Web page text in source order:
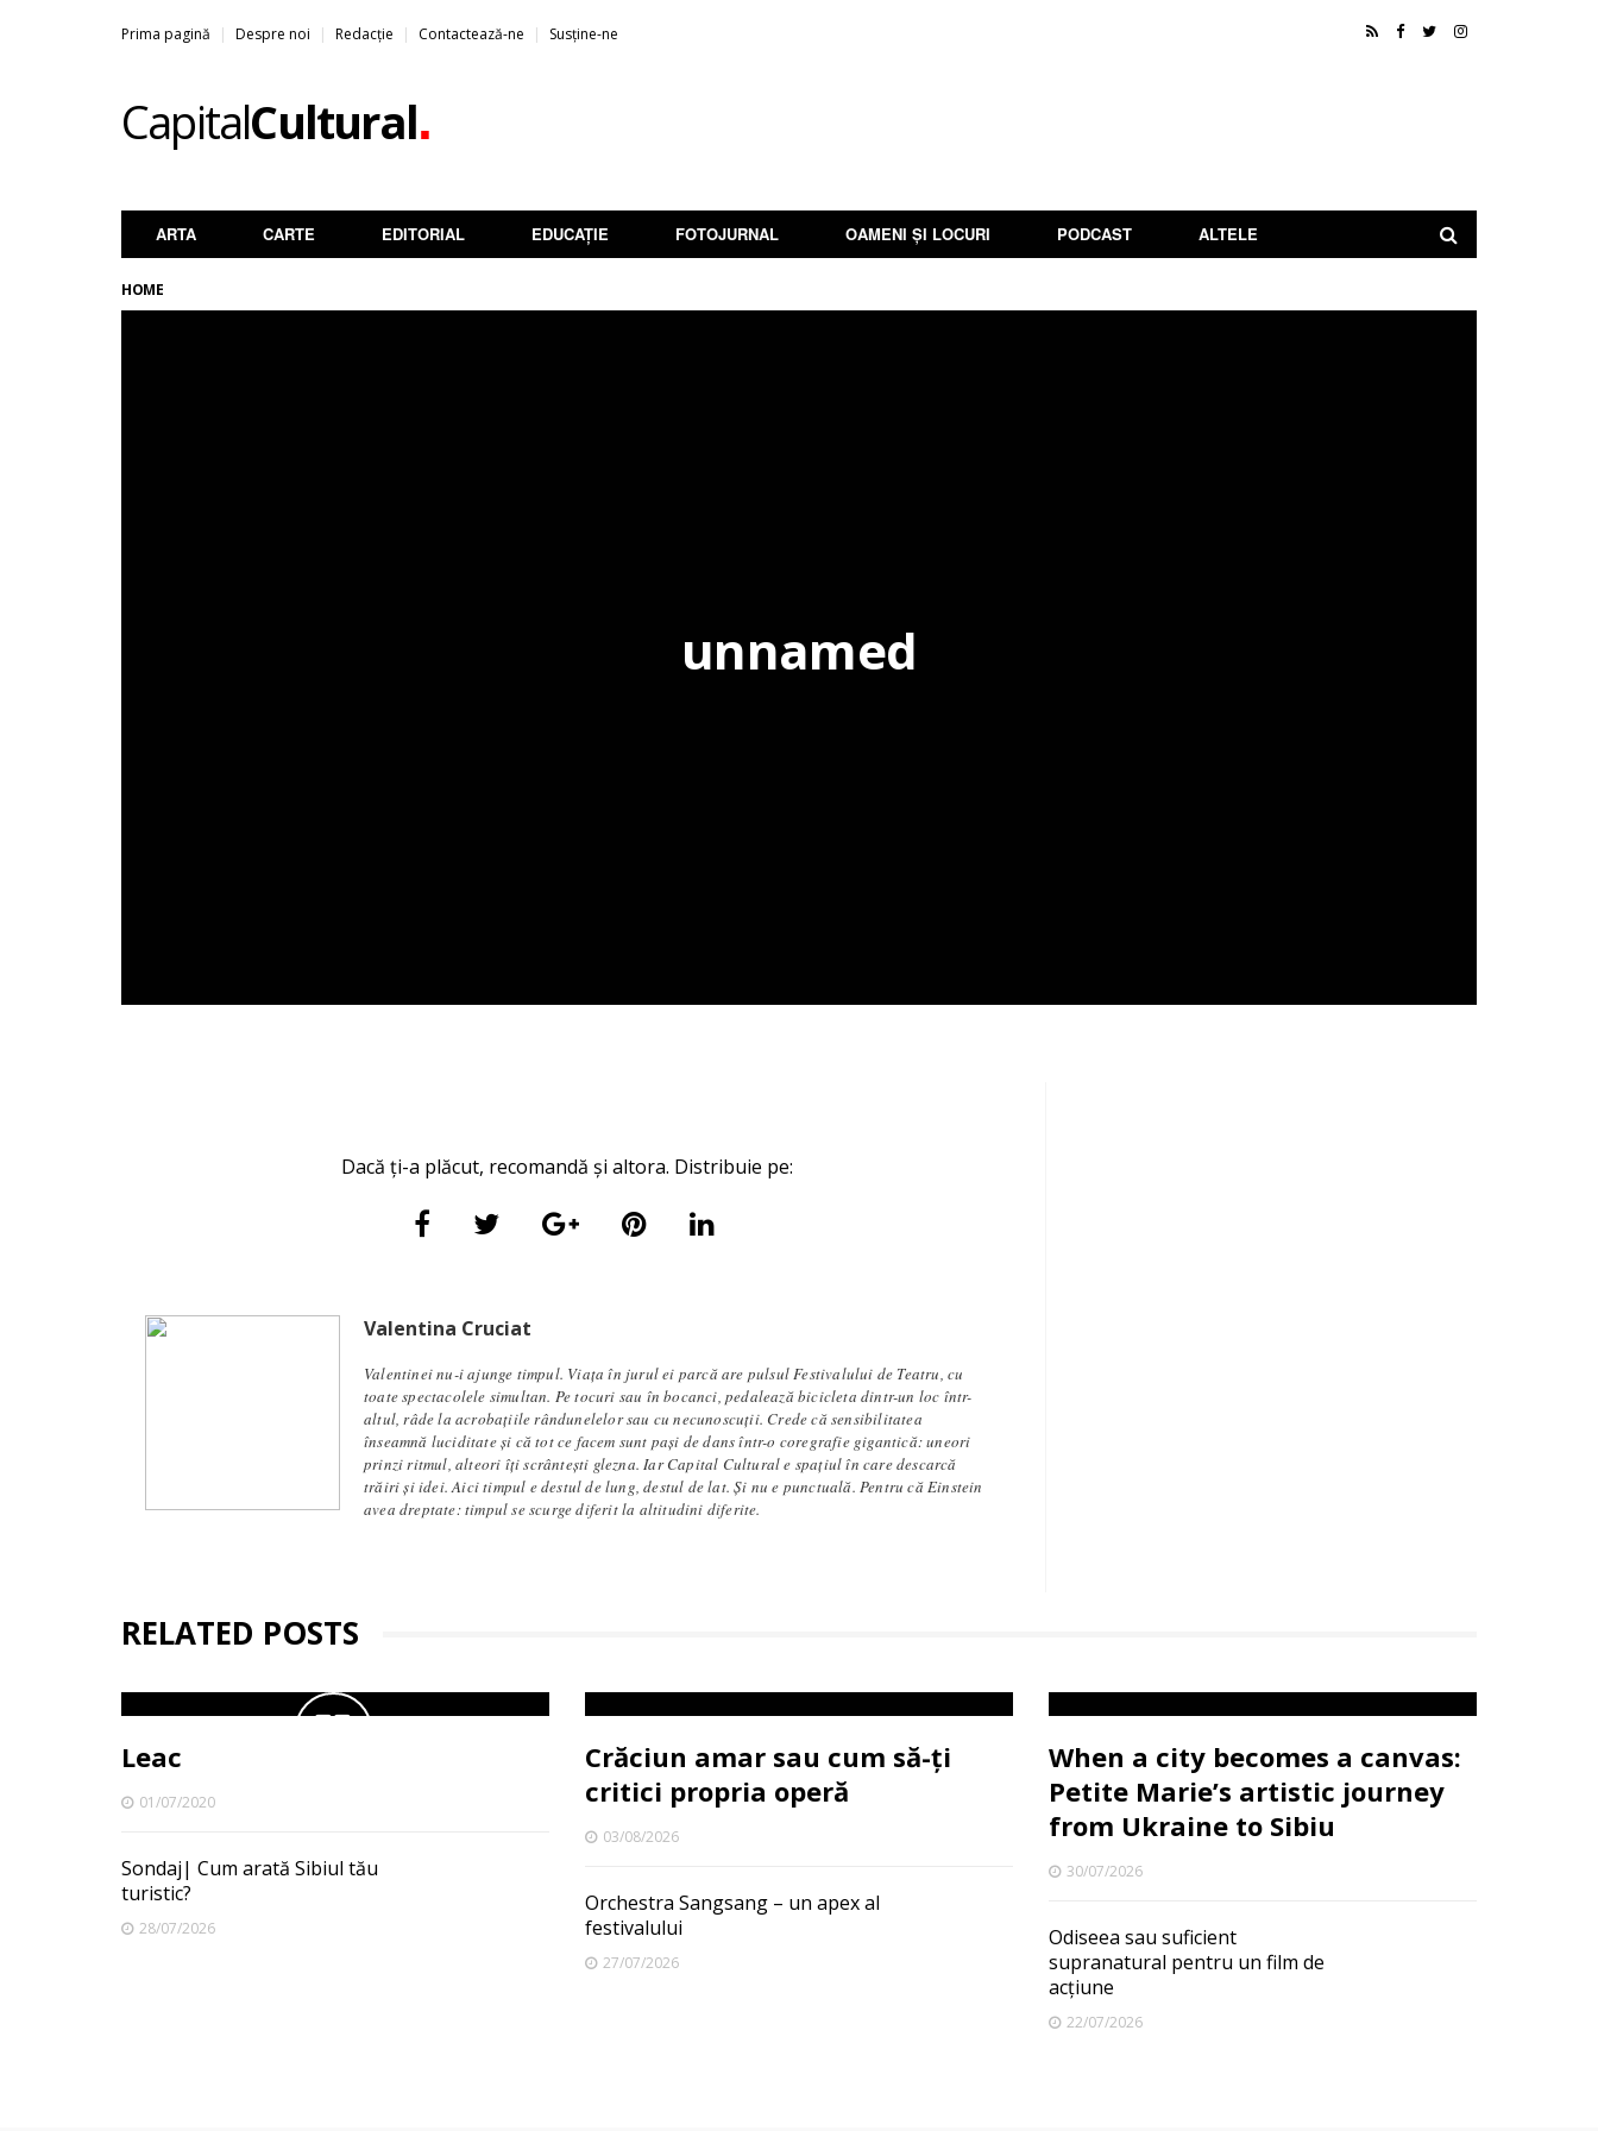
Prima pagină Despre noi Redacție Contactează-ne Susține-ne
CapitalCultural.
ARTA CARTE EDITORIAL EDUCAȚIE FOTOJURNAL OAMENI ȘI LOCURI PODCAST ALTELE
HOME
unnamed
Dacă ți-a plăcut, recomandă și altora. Distribuie pe:
Valentina Cruciat
Valentinei nu-i ajunge timpul. Viața în jurul ei parcă are pulsul Festivalului de Teatru, cu
toate spectacolele simultan. Pe tocuri sau în bocanci, pedalează bicicleta dintr-un loc într-
altul, râde la acrobațiile rândunelelor sau cu necunoscuții. Crede că sensibilitatea
înseamnă luciditate și că tot ce facem sunt pași de dans într-o coregrafie gigantică: uneori
prinzi ritmul, alteori îți scrântești glezna. Iar Capital Cultural e spațiul în care descarcă
trăiri și idei. Aici timpul e destul de lung, destul de lat. Și nu e punctuală. Pentru că Einstein
avea dreptate: timpul se scurge diferit la altitudini diferite.
RELATED POSTS
Leac
01/07/2020
Sondaj| Cum arată Sibiul tău
turistic?
28/07/2026
Crăciun amar sau cum să-ți
critici propria operă
03/08/2026
Orchestra Sangsang – un apex al
festivalului
27/07/2026
When a city becomes a canvas:
Petite Marie’s artistic journey
from Ukraine to Sibiu
30/07/2026
Odiseea sau suficient
supranatural pentru un film de
acțiune
22/07/2026